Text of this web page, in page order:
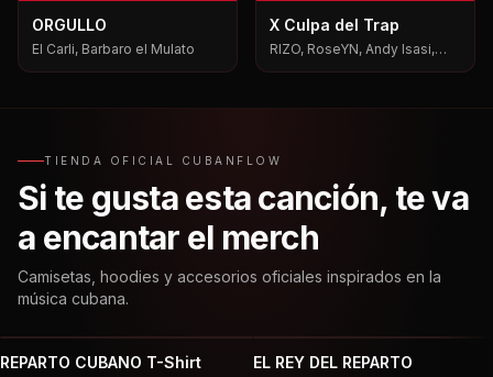
ORGULLO
El Carli, Barbaro el Mulato
X Culpa del Trap
RIZO, RoseYN, Andy Isasi,
TIENDA OFICIAL CUBANFLOW
Si te gusta esta canción, te va
a encantar el merch
Camisetas, hoodies y accesorios oficiales inspirados en la
música cubana.
REPARTO CUBANO T-Shirt
EL REY DEL REPARTO